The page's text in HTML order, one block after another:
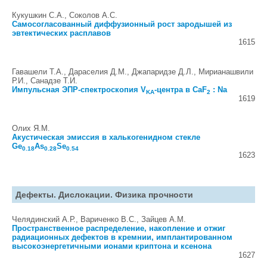
Кукушкин С.А., Соколов А.С.
Самосогласованный диффузионный рост зародышей из
эвтектических расплавов
1615
Гавашели Т.А., Дараселия Д.М., Джапаридзе Д.Л., Мирианашвили
Р.И., Санадзе Т.И.
Импульсная ЭПР-спектроскопия VKA-центра в CaF2 : Na
1619
Олих Я.М.
Акустическая эмиссия в халькогенидном стекле
Ge0.18As0.28Se0.54
1623
Дефекты. Дислокации. Физика прочности
Челядинский А.Р., Вариченко В.С., Зайцев А.М.
Пространственное распределение, накопление и отжиг
радиационных дефектов в кремнии, имплантированном
высокоэнергетичными ионами криптона и ксенона
1627